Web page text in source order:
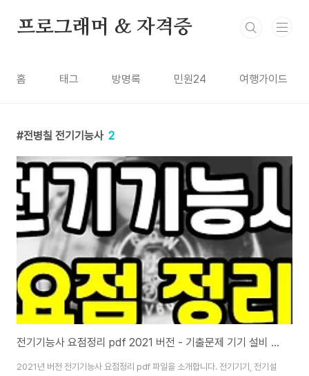
프로그래머 & 자격증
홈 태그 방명록 민원24 여행가이드
전병칠 전기기능사 2
전기기능사 요점정리 pdf 2021 버전 - 기출문제 기기 설비 이론 요약
2021년 버전 전기기능사 요점정리 pdf 파일을 소개합니다. 전기기기, 전기설